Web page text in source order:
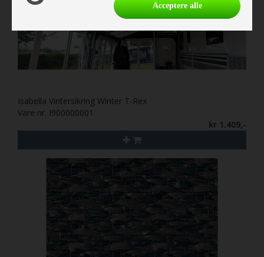
Isabella Vintersikring Winter T-Rex
Vare nr. I900000001
kr 1.409,-
Acceptere alle